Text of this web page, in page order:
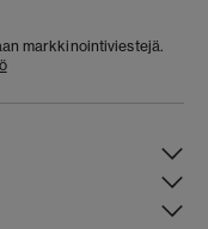
markkinointiviestejä.